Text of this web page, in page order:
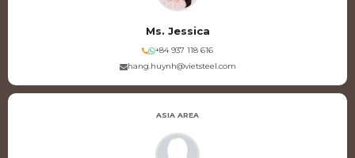
Ms. Jessica
+84 937 118 616
hang.huynh@vietsteel.com
ASIA AREA